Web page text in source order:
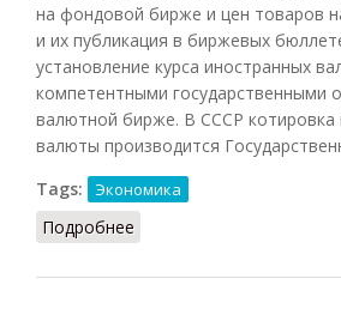
на фондовой бирже и цен товаров
и их публикация в биржевых
установление курса иностранных
компетентными государственными
валютной бирже. В СССР котировка
валюты производится
Tags:
Экономика
Подробнее